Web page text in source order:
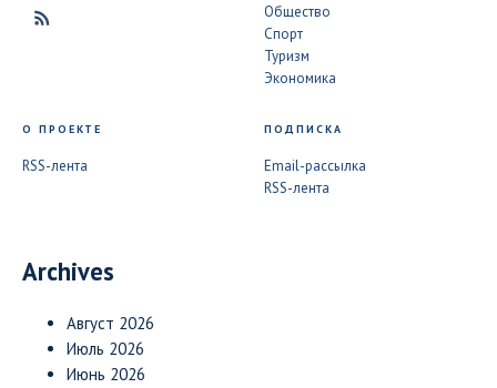
Общество
Спорт
Туризм
Экономика
О ПРОЕКТЕ
RSS-лента
ПОДПИСКА
Email-рассылка
RSS-лента
Archives
Август 2026
Июль 2026
Июнь 2026